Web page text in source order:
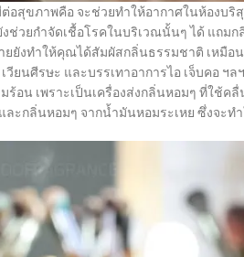
ต่อสุขภาพคือ จะช่วยทำให้อากาศในห้องบ
วยกำจัดเชื้อโรคในบริเวณนั้นๆ ได้ แถม
ยังทำให้คุณได้สัมผัสกลิ่นธรรมชาติ เหมือ
วียนศีรษะ และบรรเทาอาการไอ เจ็บคอ ฯ
อน เพราะเป็นเครื่องส่งกลิ่นหอมๆ ที่ใช้ค
ะกลิ่นหอมๆ จากน้ำมันหอมระเหย ซึ่งจะ